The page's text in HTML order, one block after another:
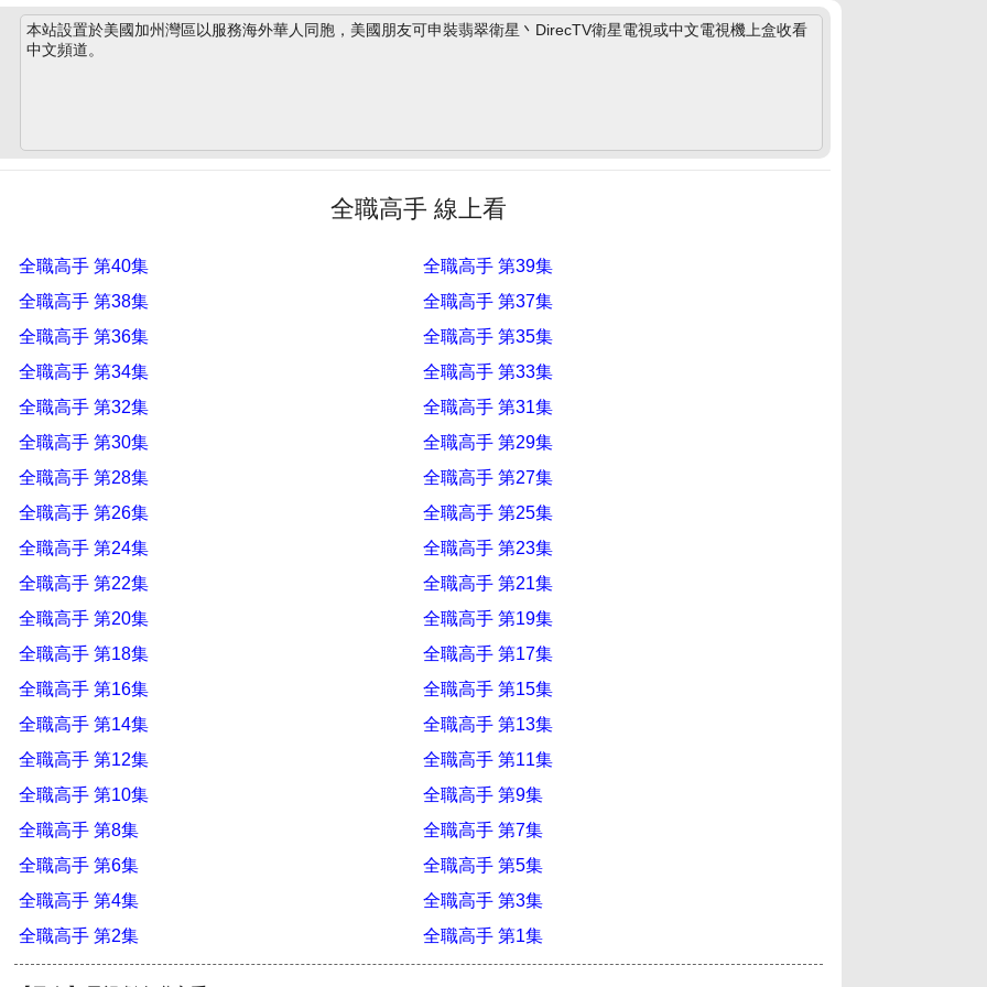
本站設置於美國加州灣區以服務海外華人同胞，美國朋友可申裝翡翠衛星丶DirecTV衛星電視或中文電視機上盒收看
中文頻道。
全職高手 線上看
全職高手 第40集
全職高手 第39集
全職高手 第38集
全職高手 第37集
全職高手 第36集
全職高手 第35集
全職高手 第34集
全職高手 第33集
全職高手 第32集
全職高手 第31集
全職高手 第30集
全職高手 第29集
全職高手 第28集
全職高手 第27集
全職高手 第26集
全職高手 第25集
全職高手 第24集
全職高手 第23集
全職高手 第22集
全職高手 第21集
全職高手 第20集
全職高手 第19集
全職高手 第18集
全職高手 第17集
全職高手 第16集
全職高手 第15集
全職高手 第14集
全職高手 第13集
全職高手 第12集
全職高手 第11集
全職高手 第10集
全職高手 第9集
全職高手 第8集
全職高手 第7集
全職高手 第6集
全職高手 第5集
全職高手 第4集
全職高手 第3集
全職高手 第2集
全職高手 第1集